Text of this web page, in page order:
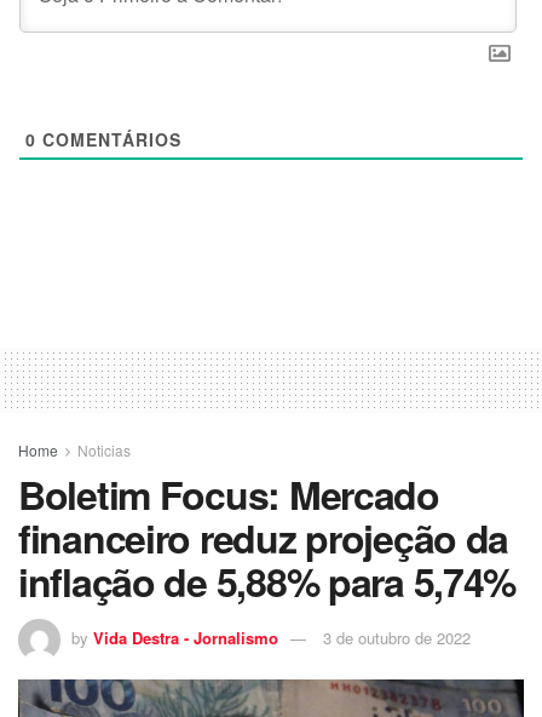
0 COMENTÁRIOS
Home Noticias
Boletim Focus: Mercado
financeiro reduz projeção da
inflação de 5,88% para 5,74%
by Vida Destra - Jornalismo 3 de outubro de 2022